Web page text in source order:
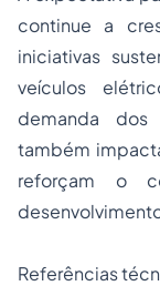
continue a
iniciativas
veículos
demanda dos
também
reforçam o
Referências